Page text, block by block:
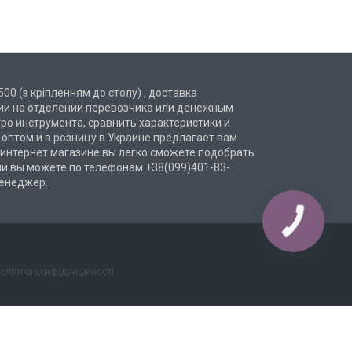
(з кріпленням до столу) , доставка
на отделении перевозчика или денежным
инструмента, сравнить характеристики и
и в розницу в Украине предлагает вам
магазине вы легко сможете подобрать
вы можете по телефонам +38(099)401-83-
конфіденційності
КНОПКА
ЗВ'ЯЗКУ